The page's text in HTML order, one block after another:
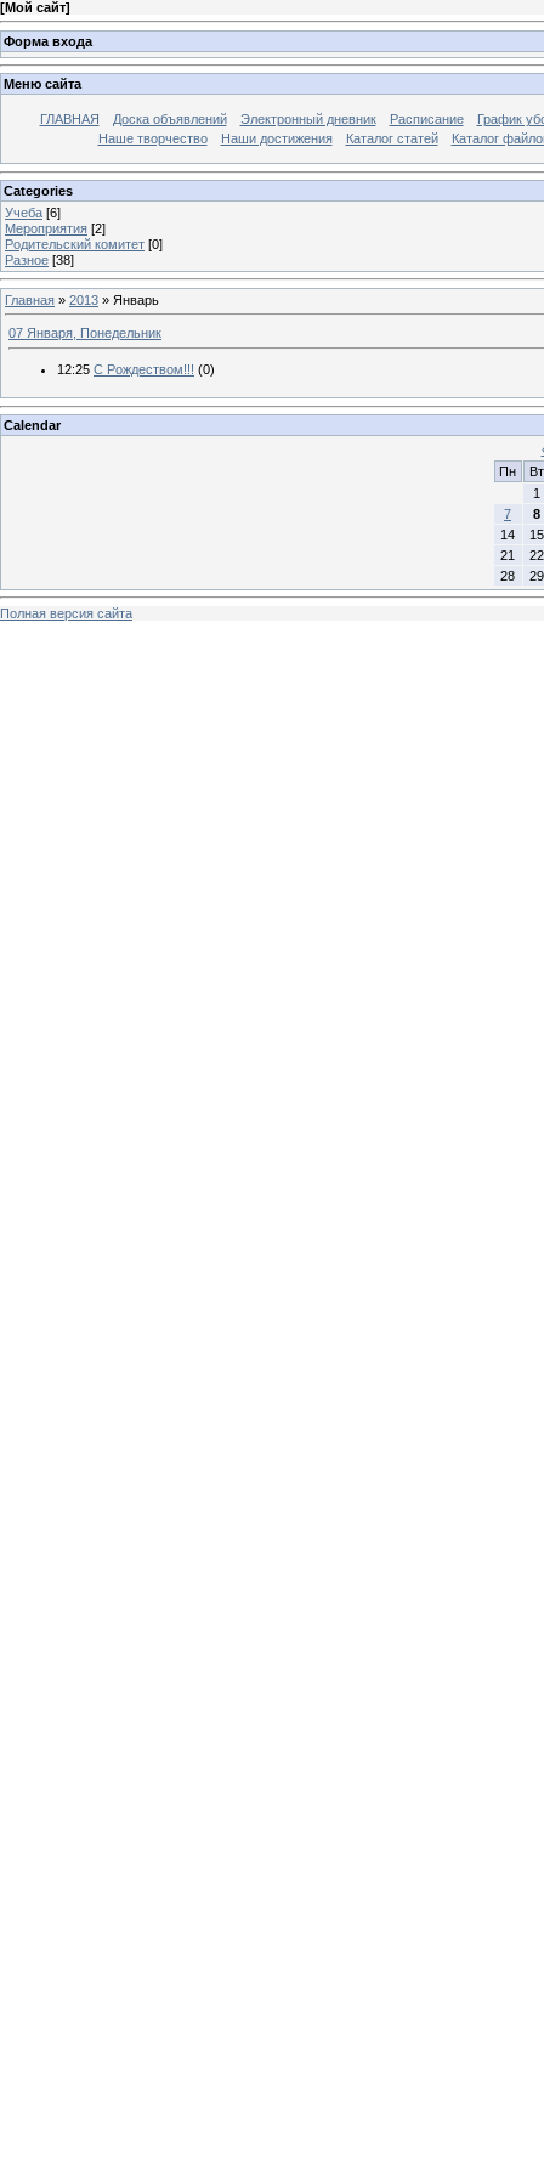
[Мой сайт]
Форма входа
Меню сайта
ГЛАВНАЯ Доска объявлений Электронный дневник Расписание
График
Наше творчество
Наши достижения Каталог статей Каталог
Categories
Учеба [6]
Мероприятия [2]
Родительский комитет [0]
Разное [38]
Главная » 2013 » Январь
07 Января, Понедельник
12:25 С Рождеством!!! (0)
Calendar
Пн
Вт
1
7
8
14
15
21
22
28
29
Полная версия сайта